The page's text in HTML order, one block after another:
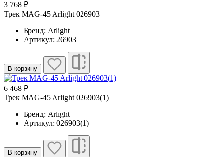
3 768 ₽
Трек MAG-45 Arlight 026903
Бренд: Arlight
Артикул: 26903
В корзину
6 468 ₽
Трек MAG-45 Arlight 026903(1)
Бренд: Arlight
Артикул: 026903(1)
В корзину